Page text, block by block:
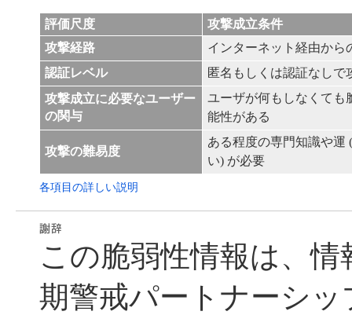
評価尺度
攻撃成立条件
攻撃経路
インターネット経由から
認証レベル
匿名もしくは認証なしで
攻撃成立に必要なユーザー
の関与
ユーザが何もしなくても
能性がある
攻撃の難易度
ある程度の専門知識や運
い) が必要
各項目の詳しい説明
この脆弱性情報は、
期警戒パートナーシ